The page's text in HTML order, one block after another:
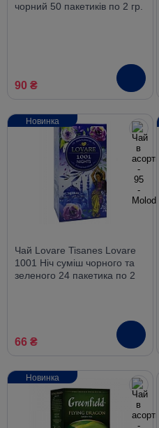
чорний 50 пакетиків по 2 гр.
90 ₴
Чай Lovare Tisanes Lovare
1001 Ніч суміш чорного та
зеленого 24 пакетика по 2
66 ₴
Новинка
Новинка